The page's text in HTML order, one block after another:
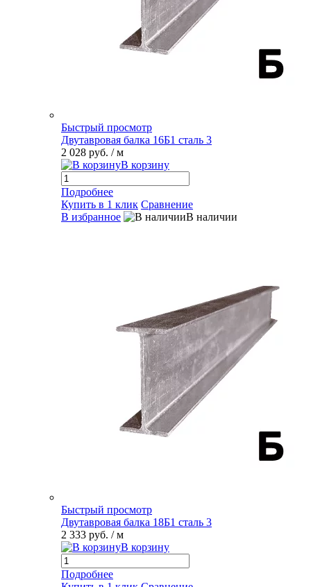
Быстрый просмотр
Двутавровая балка 16Б1 сталь 3
2 028 руб. / м
В корзину
Подробнее
Купить в 1 клик Сравнение
В избранное
В наличии
Быстрый просмотр
Двутавровая балка 18Б1 сталь 3
2 333 руб. / м
В корзину
Подробнее